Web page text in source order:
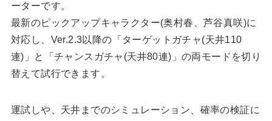
ーターです。
最新のピックアップキャラクター(奥村春、芦谷真咲)に
対応し、Ver.2.3以降の「ターゲットガチャ(天井110
連)」と「チャンスガチャ(天井80連)」の両モードを切り
替えて試行できます。
運試しや、天井までのシミュレーション、確率の検証に